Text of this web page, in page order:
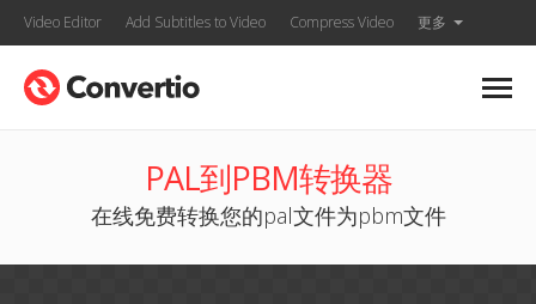
Video Editor Add Subtitles to Video Compress Video 更多
PAL到PBM转换器
在线免费转换您的pal文件为pbm文件